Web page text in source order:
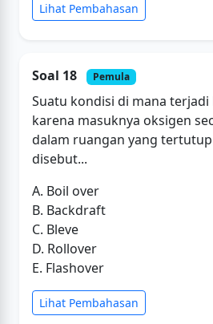
Lihat Pembahasan
Soal 18 Pemula
Suatu kondisi di mana terjadi
karena masuknya oksigen
dalam ruangan yang
disebut...
A. Boil over
B. Backdraft
C. Bleve
D. Rollover
E. Flashover
Lihat Pembahasan